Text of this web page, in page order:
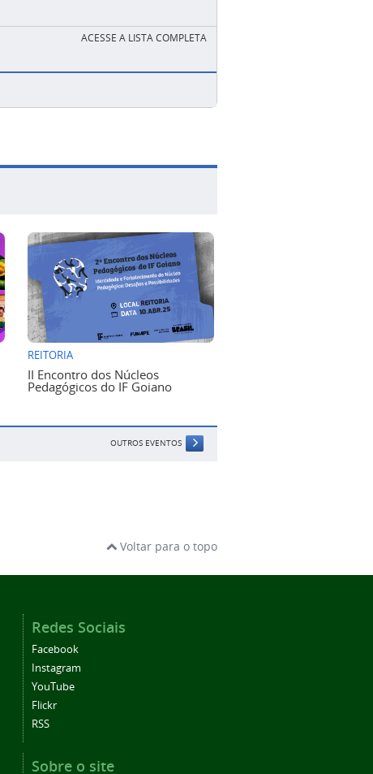
ACESSE A LISTA COMPLETA
REITORIA
II Encontro dos Núcleos
Pedagógicos do IF Goiano
OUTROS EVENTOS
Voltar para o topo
Redes Sociais
Facebook
Instagram
YouTube
Flickr
RSS
Sobre o site